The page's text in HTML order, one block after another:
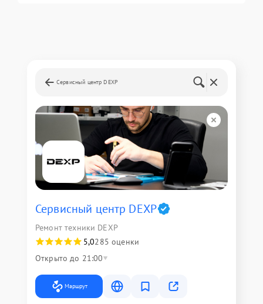
Сервисный центр DEXP
Сервисный центр DEXP
Ремонт техники DEXP
5,0285 оценки
Открыто до 21:00
Маршрут